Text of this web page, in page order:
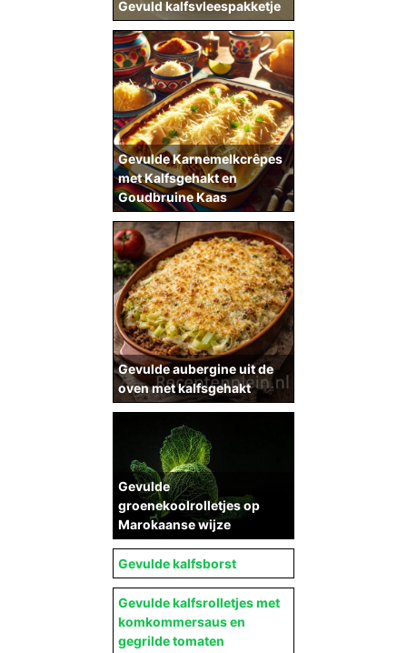
Gevuld kalfsvleespakketje
Gevulde aubergine uit de
oven met kalfsgehakt
Gevulde
groenekoolrolletjes op
Marokaanse wijze
Gevulde kalfsborst
Gevulde kalfsrolletjes met
komkommersaus en
gegrilde tomaten
Gevulde Karnemelkcrêpes
met Kalfsgehakt en
Goudbruine Kaas